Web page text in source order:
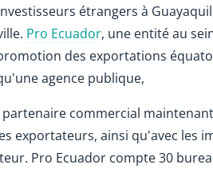
étrangers à
Pro Ecuador, une entité au
des exportations
agence publique,
commercial
exportateurs, ainsi qu'avec les
Pro Ecuador compte 30